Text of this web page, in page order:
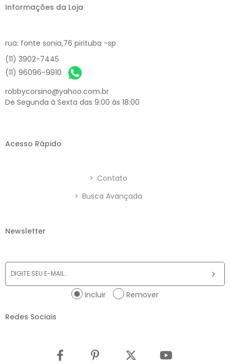
Informações da Loja
rua: fonte sonia,76 pirituba -sp
(11) 3902-7445
(11) 96096-9910
robbycorsino@yahoo.com.br
De Segunda à Sexta das 9:00 às 18:00
Acesso Rápido
> Contato
> Busca Avançada
Newsletter
Incluir Remover
Redes Sociais